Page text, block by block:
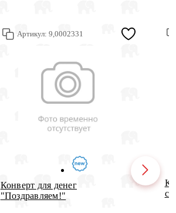
Артикул: 9,0002331
Конверт для денег
"Поздравляем!"